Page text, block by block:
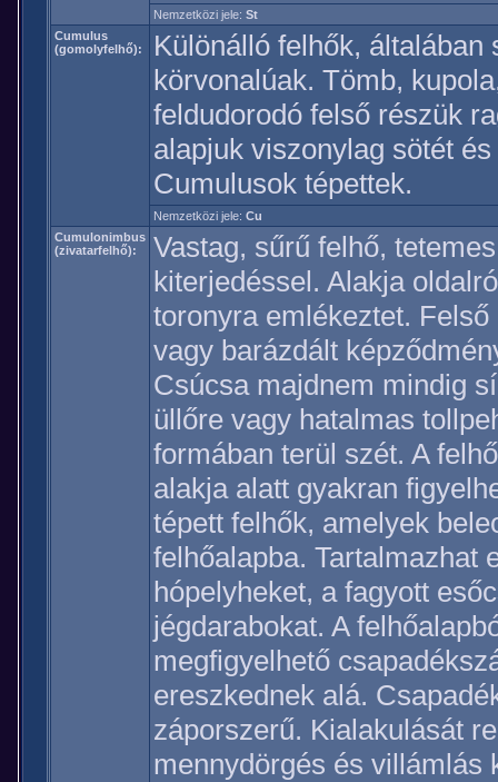
Nemzetközi jele: St
Cumulus
(gomolyfelhő):
Különálló felhők, általában
körvonalúak. Tömb,
feldudorodó felső részük
alapjuk viszonylag sötét
Cumulusok tépettek.
Nemzetközi jele: Cu
Cumulonimbus
(zivatarfelhő):
Vastag, sűrű felhő,
kiterjedéssel. Alakja
toronyra emlékeztet.
vagy barázdált
Csúcsa majdnem mindig
üllőre vagy hatalmas
formában terül szét. A
alakja alatt gyakran
tépett felhők, amelyek
felhőalapba. Tartalmazhat
hópelyheket, a fagyott
jégdarabokat. A
megfigyelhető
ereszkednek alá.
záporszerű. Kialakulását
mennydörgés és villámlás